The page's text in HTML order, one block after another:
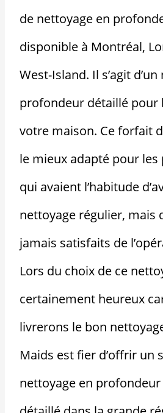
de nettoyage en
disponible à Montréal,
West-Island. Il s’agit
profondeur détaillé pour
votre maison. Ce forfait
le mieux adapté pour
qui avaient l’habitude
nettoyage régulier, mais
jamais satisfaits de
Lors du choix de ce
certainement heureux
livrerons le bon
Maids est fier d’offrir un
nettoyage en